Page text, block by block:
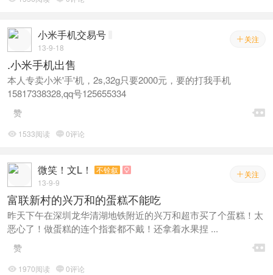
 关注
小米手机交易号
13-9-18
.小米手机出售
本人专卖小米'手'机，2s,32g只要2000元，要的打我手机
15817338328,qq号125655334

赞
 1533阅读 0评论
 关注
微笑！文L！ 不铨叙 
13-9-9
富联新村的兴万和的蛋糕不能吃
昨天下午在深圳龙华清湖地铁附近的兴万和超市买了个蛋糕！太
恶心了！做蛋糕的连个指套都不戴！还拿着水果捏 ...

赞
 1970阅读 0评论